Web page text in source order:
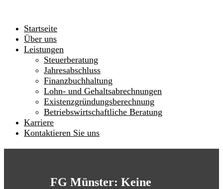
Startseite
Über uns
Leistungen
Steuerberatung
Jahresabschluss
Finanzbuchhaltung
Lohn- und Gehaltsabrechnungen
Existenzgründungsberechnung
Betriebswirtschaftliche Beratung
Karriere
Kontaktieren Sie uns
FG Münster: Keine